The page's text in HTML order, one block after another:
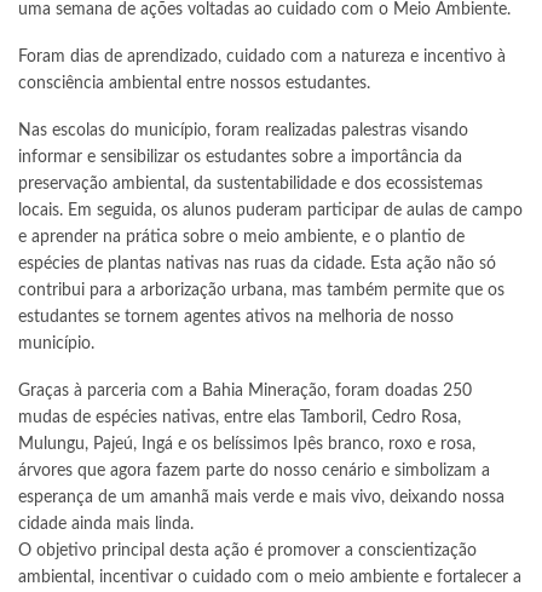
uma semana de ações voltadas ao cuidado com o Meio Ambiente.
Foram dias de aprendizado, cuidado com a natureza e incentivo à
consciência ambiental entre nossos estudantes.
Nas escolas do município, foram realizadas palestras visando
informar e sensibilizar os estudantes sobre a importância da
preservação ambiental, da sustentabilidade e dos ecossistemas
locais. Em seguida, os alunos puderam participar de aulas de campo
e aprender na prática sobre o meio ambiente, e o plantio de
espécies de plantas nativas nas ruas da cidade. Esta ação não só
contribui para a arborização urbana, mas também permite que os
estudantes se tornem agentes ativos na melhoria de nosso
município.
Graças à parceria com a Bahia Mineração, foram doadas 250
mudas de espécies nativas, entre elas Tamboril, Cedro Rosa,
Mulungu, Pajeú, Ingá e os belíssimos Ipês branco, roxo e rosa,
árvores que agora fazem parte do nosso cenário e simbolizam a
esperança de um amanhã mais verde e mais vivo, deixando nossa
cidade ainda mais linda.
O objetivo principal desta ação é promover a conscientização
ambiental, incentivar o cuidado com o meio ambiente e fortalecer a